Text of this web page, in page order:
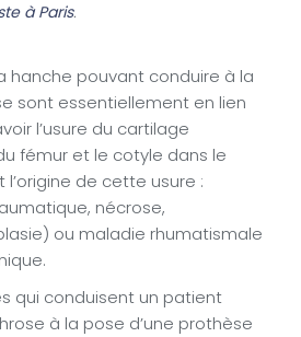
à Paris.
hanche pouvant conduire à la
sont essentiellement en lien
l’usure du cartilage
fémur et le cotyle dans le
de cette usure :
nécrose,
ou maladie rhumatismale
qui conduisent un patient
à la pose d’une prothèse